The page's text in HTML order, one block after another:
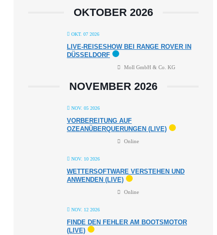
OKTOBER 2026
OKT. 07 2026
LIVE-REISESHOW BEI RANGE ROVER IN
DÜSSELDORF
Moll GmbH & Co. KG
NOVEMBER 2026
NOV. 05 2026
VORBEREITUNG AUF
OZEANÜBERQUERUNGEN (LIVE)
Online
NOV. 10 2026
WETTERSOFTWARE VERSTEHEN UND
ANWENDEN (LIVE)
Online
NOV. 12 2026
FINDE DEN FEHLER AM BOOTSMOTOR
(LIVE)